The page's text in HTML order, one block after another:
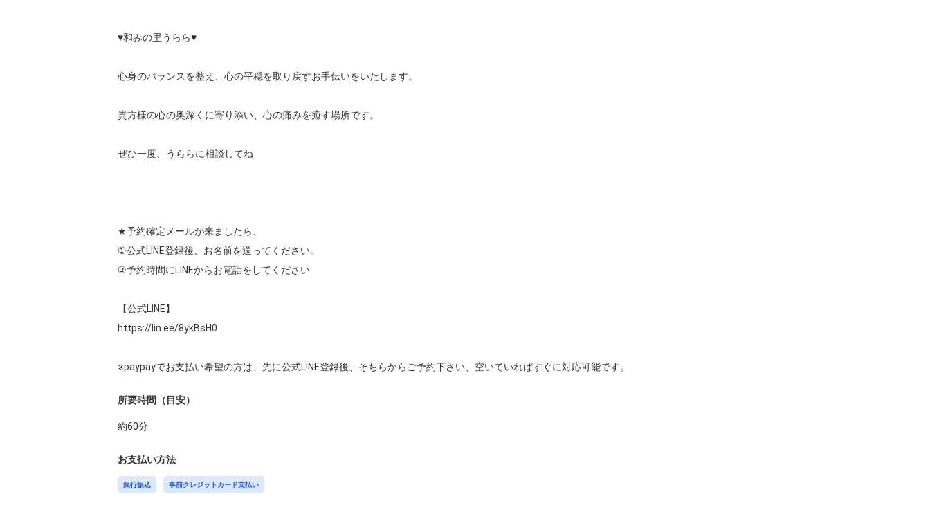
♥和みの里うらら♥
心身のバランスを整え、心の平穏を取り戻すお手伝いをいたします。
貴方様の心の奥深くに寄り添い、心の痛みを癒す場所です。
ぜひ一度、うららに相談してね
★予約確定メールが来ましたら、
①公式LINE登録後、お名前を送ってください。
②予約時間にLINEからお電話をしてください
https://lin.ee/8ykBsH0
※paypayでお支払い希望の方は、先に公式LINE登録後、そちらからご予約下さい、空いていればすぐに対応可能です。
所要時間（目安）
約60分
お支払い方法
銀行振込 事前クレジットカード支払い